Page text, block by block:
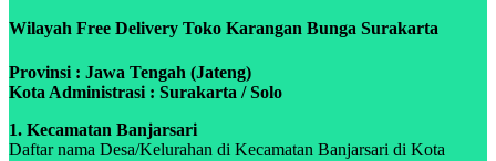
Wilayah Free Delivery Toko Karangan Bunga Surakarta
Provinsi : Jawa Tengah (Jateng)
Kota Administrasi : Surakarta / Solo
1. Kecamatan Banjarsari
Daftar nama Desa/Kelurahan di Kecamatan Banjarsari di Kota